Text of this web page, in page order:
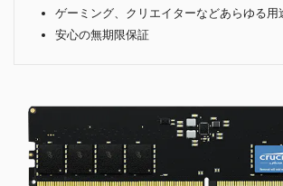
ゲーミング、クリエイターなどあらゆる用
安心の無期限保証